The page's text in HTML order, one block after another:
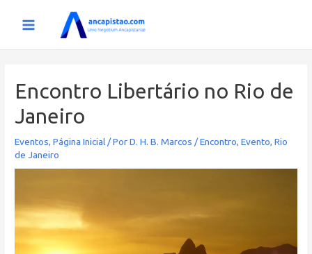
Encontro Libertário no Rio de
Janeiro
Eventos,Página Inicial/ PorD. H. B. Marcos/Encontro,Evento,Rio
de Janeiro